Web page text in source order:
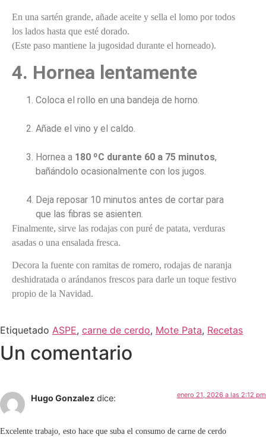
En una sartén grande, añade aceite y sella el lomo por todos
los lados hasta que esté dorado.
(Este paso mantiene la jugosidad durante el horneado).
4. Hornea lentamente
Coloca el rollo en una bandeja de horno.
Añade el vino y el caldo.
Hornea a 180 ºC durante 60 a 75 minutos,
bañándolo ocasionalmente con los jugos.
Deja reposar 10 minutos antes de cortar para
que las fibras se asienten.
Finalmente, sirve las rodajas con puré de patata, verduras
asadas o una ensalada fresca.
Decora la fuente con ramitas de romero, rodajas de naranja
deshidratada o arándanos frescos para darle un toque festivo
propio de la Navidad.
Etiquetado ASPE, carne de cerdo, Mote Pata, Recetas
Un comentario
Hugo Gonzalez dice: enero 21, 2026 a las 2:12 pm
Excelente trabajo, esto hace que suba el consumo de carne de cerdo